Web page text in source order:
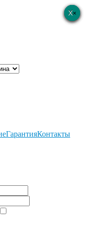
×
ГарантияКонтакты
×
×
×
×